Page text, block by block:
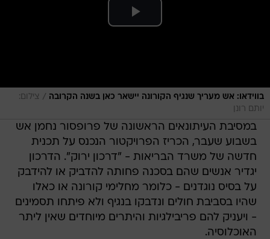
בווידאו: אש מעריך שנגיף הקורונה יישאר כאן בשנה הקרובה / צילום:
יותם רונן
במסיבת העיתונאים הראשונה של פרופסור נחמן אש
בשבוע שעבר, הכריז הפרויקטור הנכנס על תכנית
חדשה של משרד הבריאות - "דרכון ירוק". הדרכון
יגדיר אנשים שהם בסכנה פחותה להדביק או להידבק
על בסיס נוגדנים - כלומר מחלימי קורונה או כאלו
שהיו בסביבת חולים ונדבקו בנגיף ולא פיתחו תסמינים
- ויעניק להם פריבילגיות והיתרים מיוחדים שאין ליתר
האוכלוסיה.